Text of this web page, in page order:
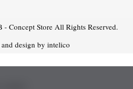
- Concept Store All Rights Reserved.
design by intelico